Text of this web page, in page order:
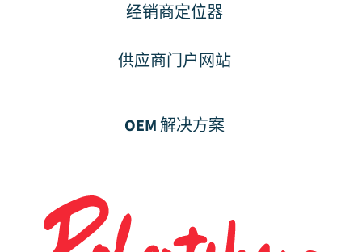
经销商定位器
供应商门户网站
OEM 解决方案